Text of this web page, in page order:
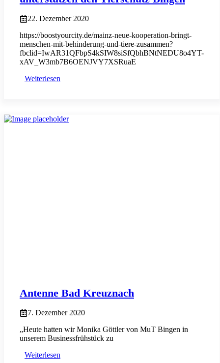
22. Dezember 2020
https://boostyourcity.de/mainz-neue-kooperation-bringt-
menschen-mit-behinderung-und-tiere-zusammen?
fbclid=IwAR31QFbpS4kSIW8siSfQbhBNtNEDU8o4YT-
xAV_W3mb7B6OENJVY7XSRuaE
Weiterlesen
Antenne Bad Kreuznach
7. Dezember 2020
„Heute hatten wir Monika Göttler von MuT Bingen in
unserem Businessfrühstück zu
Weiterlesen